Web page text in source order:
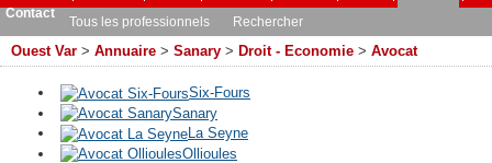
Contact
Tous les professionnels Rechercher
Ouest Var > Annuaire > Sanary > Droit - Economie > Avocat
Six-Fours
Sanary
La Seyne
Ollioules